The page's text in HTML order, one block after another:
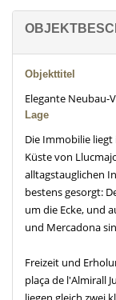
Objekttitel
Elegante Neubau-
Lage
Die Immobilie
Küste von
alltagstauglichen
bestens gesorgt:
um die Ecke, und
und Mercadona
Freizeit und
plaça de l'Almirall